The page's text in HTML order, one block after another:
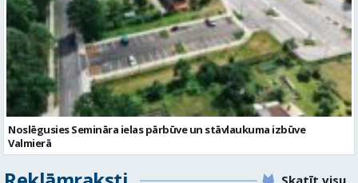
Noslēgusies Semināra ielas pārbūve un stāvlaukuma izbūve
Valmierā
Reklāmraksti Skatīt visu